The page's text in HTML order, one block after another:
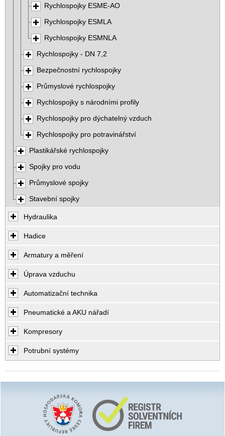
Rychlospojky ESME-AO
Rychlospojky ESMLA
Rychlospojky ESMNLA
Rychlospojky - DN 7,2
Bezpečnostní rychlospojky
Průmyslové rychlospojky
Rychlospojky s národními profily
Rychlospojky pro dýchatelný vzduch
Rychlospojky pro potravinářství
Plastikářské rychlospojky
Spojky pro vodu
Průmyslové spojky
Stavební spojky
Hydraulika
Hadice
Armatury a měření
Úprava vzduchu
Automatizační technika
Pneumatické a AKU nářadí
Kompresory
Potrubní systémy